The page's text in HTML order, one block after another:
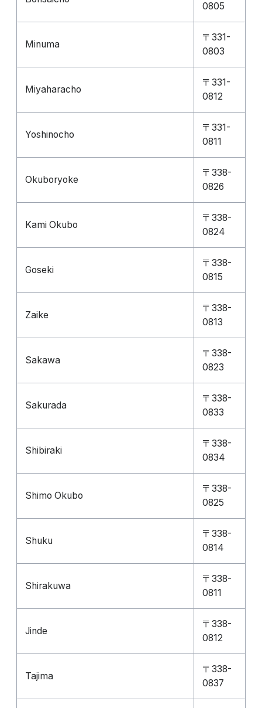
0805
Minuma
〒331-
0803
Miyaharacho
〒331-
0812
Yoshinocho
〒331-
0811
Okuboryoke
〒338-
0826
Kami Okubo
〒338-
0824
Goseki
〒338-
0815
Zaike
〒338-
0813
Sakawa
〒338-
0823
Sakurada
〒338-
0833
Shibiraki
〒338-
0834
Shimo Okubo
〒338-
0825
Shuku
〒338-
0814
Shirakuwa
〒338-
0811
Jinde
〒338-
0812
Tajima
〒338-
0837